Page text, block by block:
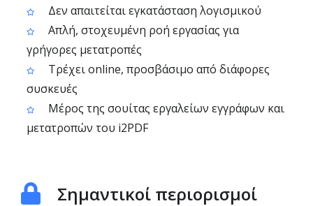
Δεν απαιτείται εγκατάσταση λογισμικού
Απλή, στοχευμένη ροή εργασίας για
γρήγορες μετατροπές
Τρέχει online, προσβάσιμο από διάφορες
συσκευές
Μέρος της σουίτας εργαλείων εγγράφων και
μετατροπών του i2PDF
Σημαντικοί περιορισμοί